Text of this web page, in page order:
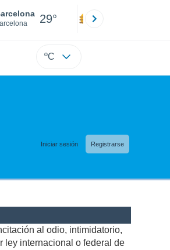
29°
ºC
Iniciar sesión Registrarse
al odio, intimidatorio,
ley internacional o federal de